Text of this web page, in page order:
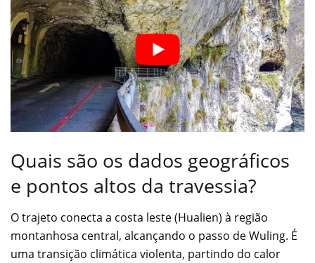
Quais são os dados geográficos
e pontos altos da travessia?
O trajeto conecta a costa leste (Hualien) à região
montanhosa central, alcançando o passo de Wuling. É
uma transição climática violenta, partindo do calor